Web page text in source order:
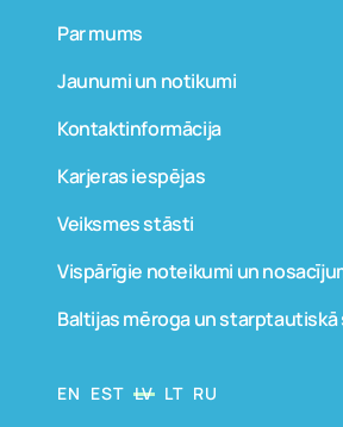
Par mums
Jaunumi un notikumi
Kontaktinformācija
Karjeras iespējas
Veiksmes stāsti
Vispārīgie noteikumi un
Baltijas mēroga un starptautiskā
EN EST LV LT RU